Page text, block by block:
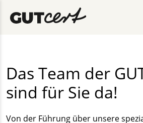
Das Team der
sind für Sie da!
Von der Führung über unsere